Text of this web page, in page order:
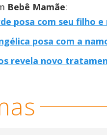
Bebê Mamãe:
posa com seu filho
posa com a
revela novo